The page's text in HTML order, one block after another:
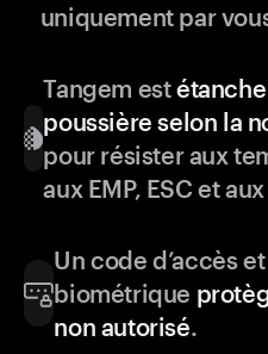
uniquement par
Tangem estétanche
poussière selon la
pour résister aux
aux EMP, ESC et
Un code d’accès
biométrique
non autorisé.